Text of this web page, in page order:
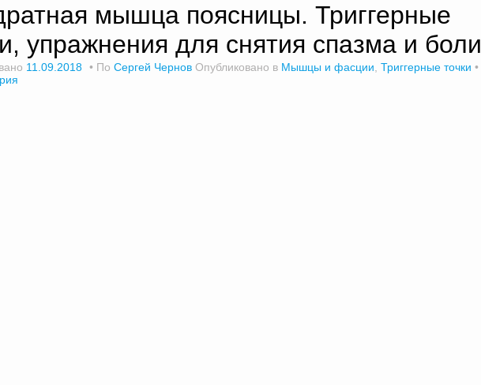
мышца поясницы. Триггерные
упражнения для снятия спазма и боли
11.09.2018 По Сергей Чернов Опубликовано в Мышцы и фасции Триггерные точки